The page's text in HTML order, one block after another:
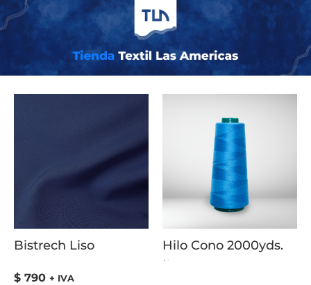
Bistrech Liso
$ 790 + IVA
Hilo Cono 2000yds.